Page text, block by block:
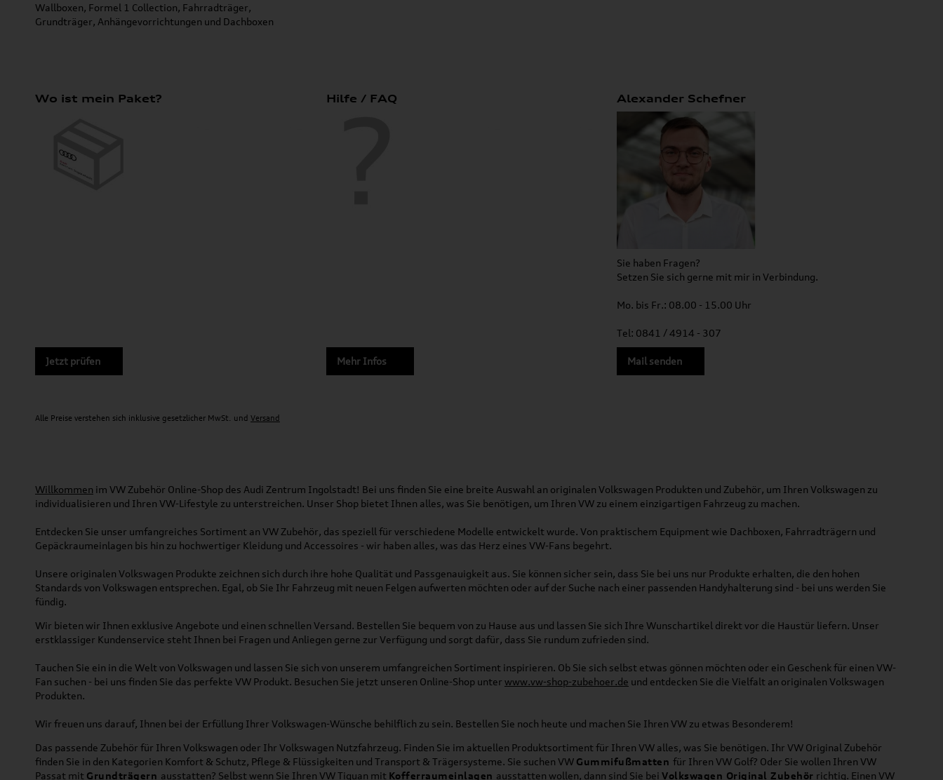
Wallboxen, Formel 1 Collection, Fahrradträger,
Grundträger, Anhängevorrichtungen und Dachboxen
Wo ist mein Paket?
Jetzt prüfen
Hilfe / FAQ
Mehr Infos
Alexander Schefner
Sie haben Fragen?
Setzen Sie sich gerne mit mir in Verbindung.
Mo. bis Fr.: 08.00 - 15.00 Uhr
Tel: 0841 / 4914 - 307
Mail senden
Alle Preise verstehen sich inklusive gesetzlicher MwSt. und Versand
Willkommen im VW Zubehör Online-Shop des Audi Zentrum Ingolstadt! Bei uns finden Sie eine breite Auswahl an originalen Volkswagen Produkten und Zubehör, um Ihren Volkswagen zu
individualisieren und Ihren VW-Lifestyle zu unterstreichen. Unser Shop bietet Ihnen alles, was Sie benötigen, um Ihren VW zu einem einzigartigen Fahrzeug zu machen.
Entdecken Sie unser umfangreiches Sortiment an VW Zubehör, das speziell für verschiedene Modelle entwickelt wurde. Von praktischem Equipment wie Dachboxen, Fahrradträgern und
Gepäckraumeinlagen bis hin zu hochwertiger Kleidung und Accessoires - wir haben alles, was das Herz eines VW-Fans begehrt.
Unsere originalen Volkswagen Produkte zeichnen sich durch ihre hohe Qualität und Passgenauigkeit aus. Sie können sicher sein, dass Sie bei uns nur Produkte erhalten, die den hohen
Standards von Volkswagen entsprechen. Egal, ob Sie Ihr Fahrzeug mit neuen Felgen aufwerten möchten oder auf der Suche nach einer passenden Handyhalterung sind - bei uns werden Sie
fündig.
Wir bieten wir Ihnen exklusive Angebote und einen schnellen Versand. Bestellen Sie bequem von zu Hause aus und lassen Sie sich Ihre Wunschartikel direkt vor die Haustür liefern. Unser
erstklassiger Kundenservice steht Ihnen bei Fragen und Anliegen gerne zur Verfügung und sorgt dafür, dass Sie rundum zufrieden sind.
Tauchen Sie ein in die Welt von Volkswagen und lassen Sie sich von unserem umfangreichen Sortiment inspirieren. Ob Sie sich selbst etwas gönnen möchten oder ein Geschenk für einen VW-
Fan suchen - bei uns finden Sie das perfekte VW Produkt. Besuchen Sie jetzt unseren Online-Shop unter www.vw-shop-zubehoer.de und entdecken Sie die Vielfalt an originalen Volkswagen
Produkten.
Wir freuen uns darauf, Ihnen bei der Erfüllung Ihrer Volkswagen-Wünsche behilflich zu sein. Bestellen Sie noch heute und machen Sie Ihren VW zu etwas Besonderem!
Das passende Zubehör für Ihren Volkswagen oder Ihr Volkswagen Nutzfahrzeug. Finden Sie im aktuellen Produktsortiment für Ihren VW alles, was Sie benötigen. Ihr VW Original Zubehör
finden Sie in den Kategorien Komfort & Schutz, Pflege & Flüssigkeiten und Transport & Trägersysteme. Sie suchen VW Gummifußmatten für Ihren VW Golf? Oder Sie wollen Ihren VW
Passat mit Grundträgern ausstatten? Selbst wenn Sie Ihren VW Tiguan mit Kofferraumeinlagen ausstatten wollen, dann sind Sie bei Volkswagen Original Zubehör richtig. Einen VW